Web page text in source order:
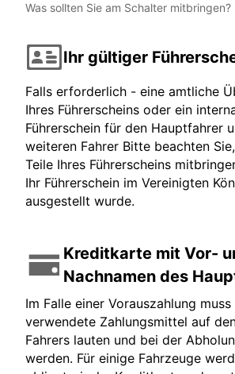
Was sollten Sie am Schalter mitbringen?
Ihr gültiger
Falls erforderlich - eine amtliche
Ihres Führerscheins oder ein
Führerschein für den Hauptfahrer
weiteren Fahrer Bitte beachten
Teile Ihres Führerscheins
Ihr Führerschein im Vereinigten
ausgestellt wurde.
Kreditkarte mit Vor-
Nachnamen des
Im Falle einer Vorauszahlung muss
verwendete Zahlungsmittel auf
Fahrers lauten und bei der
werden. Für einige Fahrzeuge